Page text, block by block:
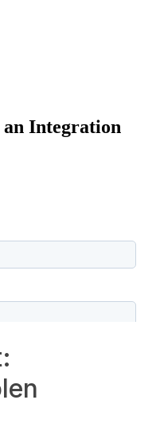
Integration